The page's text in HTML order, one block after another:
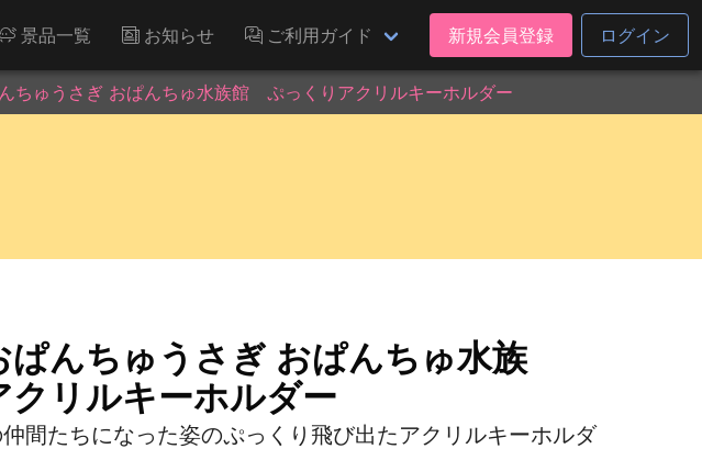
景品一覧 お知らせ ご利用ガイド 新規会員登録 ログイン
んちゅうさぎ おぱんちゅ水族館 ぷっくりアクリルキーホルダー
ぱんちゅうさぎ おぱんちゅ水族
リルキーホルダー
間たちになった姿のぷっくり飛び出たアクリルキーホルダ